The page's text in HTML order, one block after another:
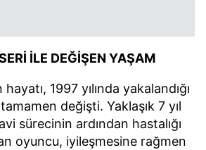
İLE DEĞİŞEN YAŞAM
1997 yılında yakalandığı
değişti. Yaklaşık 7 yıl
sürecinin ardından hastalığı
oyuncu, iyileşmesine rağmen